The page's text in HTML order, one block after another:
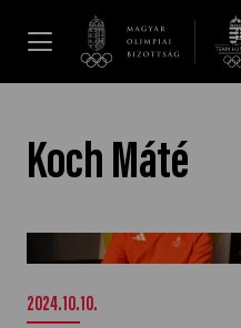
Dakar 2026
Koch Máté
Párizs hősei az
2024.10.10.